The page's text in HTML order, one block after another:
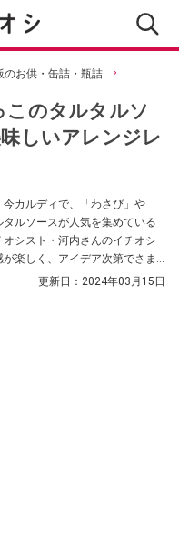
のお供・缶詰・瓶詰
のタルタルソ
しいアレンジレ
カルディで、「わさび」や
タルソースが人気を集めている
シスト・河内さんのイチオシ
楽しく、アイデア次第でさま
方（アレンジレシピ）や保存
更新日： 2024年03月15日